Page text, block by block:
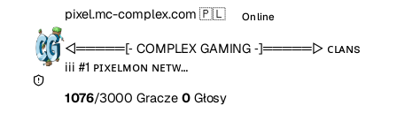
pixel.mc-complex.com 🇵🇱 Online
◁═════[‐ COMPLEX GAMING ‐]═════▷ ᴄʟᴀɴs
iii #1 ᴘɪxᴇʟᴍᴏɴ ɴᴇᴛᴡ…
1076/3000 Gracze 0Głosy